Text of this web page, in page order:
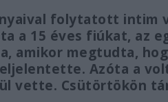
folytatott intim
a 15 éves fiúkat, az
amikor megtudta,
Azóta a
vette. Csütörtökön